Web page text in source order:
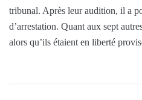
tribunal. Après leur audition, il a
d’arrestation. Quant aux sept
alors qu’ils étaient en liberté